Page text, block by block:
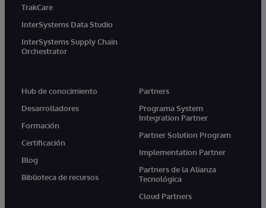
TrakCare
InterSystems Data Studio
InterSystems Supply Chain
Orchestrator
Hub de conocimiento
Desarrolladores
Formación
Certificación
Blog
Biblioteca de recursos
Partners
Programa System
Integration Partner
Partner Solution Program
Implementation Partner
Partners de la Alianza
Tecnológica
Cloud Partners